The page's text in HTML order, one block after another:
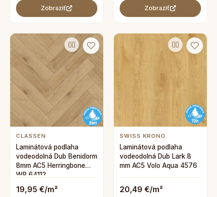
Zobraziť Zobraziť
CLASSEN
Laminátová podlaha
vodeodolná Dub Benidorm
8mm AC5 Herringbone
WR 64112
19,95 €/m²
SWISS KRONO
Laminátová podlaha
vodeodolná Dub Lark 8
mm AC5 Volo Aqua 4576
20,49 €/m²